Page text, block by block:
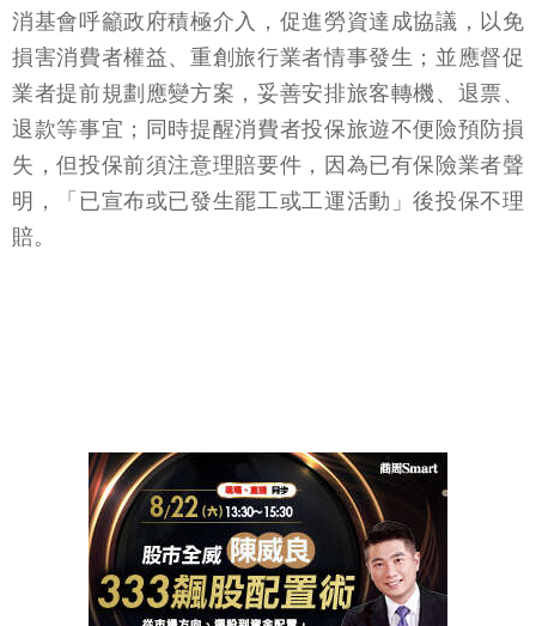
消基會呼籲政府積極介入，促進勞資達成協議，以免
損害消費者權益、重創旅行業者情事發生；並應督促
業者提前規劃應變方案，妥善安排旅客轉機、退票、
退款等事宜；同時提醒消費者投保旅遊不便險預防損
失，但投保前須注意理賠要件，因為已有保險業者聲
明，「已宣布或已發生罷工或工運活動」後投保不理
賠。